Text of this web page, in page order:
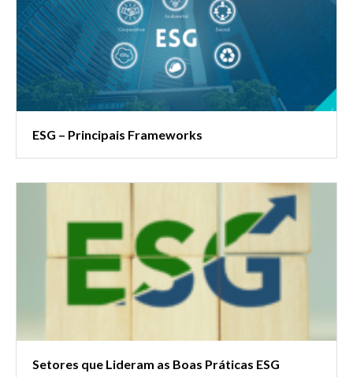
ESG – Principais Frameworks
Setores que Lideram as Boas Práticas ESG